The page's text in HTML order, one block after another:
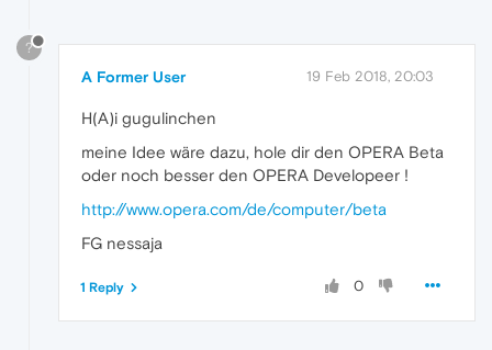
?
A Former User 19 Feb 2018, 20:03
H(A)i gugulinchen
meine Idee wäre dazu, hole dir den OPERA Beta
oder noch besser den OPERA Developeer !
http://www.opera.com/de/computer/beta
FG nessaja
0
1 Reply